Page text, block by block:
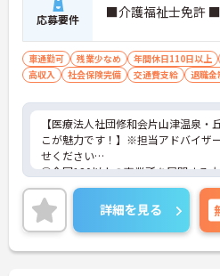
応募要件 ■介護福祉士免許
車通勤可 残業少なめ 年間休日110日以上
高収入
社会保険完備 交通費支給 退職金
【医療法人社団修和会片山津温泉・
こが魅力です！】※担当アドバイザ
せください
①全国120以上の事業所を展開する
プのひとつです！大きな母体のため
しており働きやすい環境です！
②同院は精神科に特化した病院です
イケアも行うなど精神科について深
す！
詳細を見る